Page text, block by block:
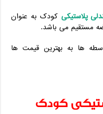
پلاستیکی کودک به عنوان
مستقیم می باشد.
ها به بهترین قیمت ها
کودک